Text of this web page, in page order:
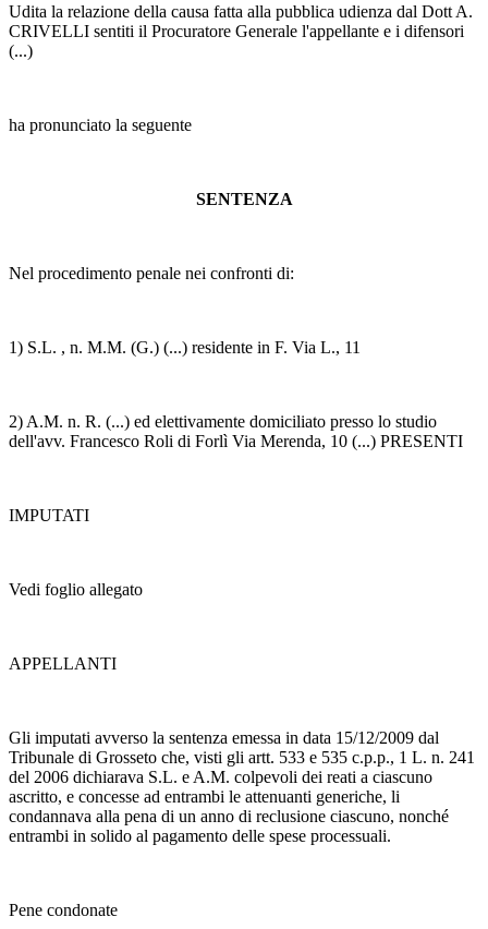
Udita la relazione della causa fatta alla pubblica udienza dal Dott A.
CRIVELLI sentiti il Procuratore Generale l'appellante e i difensori
(...)
ha pronunciato la seguente
SENTENZA
Nel procedimento penale nei confronti di:
1) S.L. , n. M.M. (G.) (...) residente in F. Via L., 11
2) A.M. n. R. (...) ed elettivamente domiciliato presso lo studio
dell'avv. Francesco Roli di Forlì Via Merenda, 10 (...) PRESENTI
IMPUTATI
Vedi foglio allegato
APPELLANTI
Gli imputati avverso la sentenza emessa in data 15/12/2009 dal
Tribunale di Grosseto che, visti gli artt. 533 e 535 c.p.p., 1 L. n. 241
del 2006 dichiarava S.L. e A.M. colpevoli dei reati a ciascuno
ascritto, e concesse ad entrambi le attenuanti generiche, li
condannava alla pena di un anno di reclusione ciascuno, nonché
entrambi in solido al pagamento delle spese processuali.
Pene condonate